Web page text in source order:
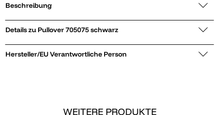
Beschreibung
Details zu Pullover 705075 schwarz
Hersteller/EU Verantwortliche Person
WEITERE PRODUKTE